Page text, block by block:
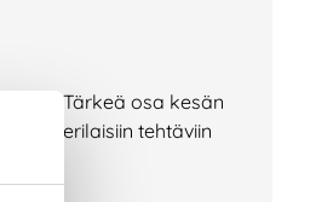
Tärkeä osa kesän
erilaisiin tehtäviin